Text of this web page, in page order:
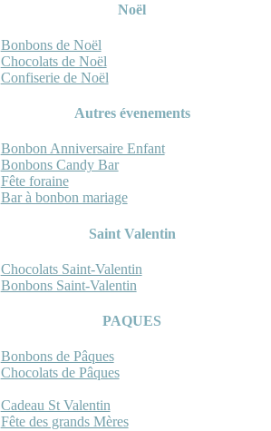
Noël
Bonbons de Noël
Chocolats de Noël
Confiserie de Noël
Autres évenements
Bonbon Anniversaire Enfant
Bonbons Candy Bar
Fête foraine
Bar à bonbon mariage
Saint Valentin
Chocolats Saint-Valentin
Bonbons Saint-Valentin
PAQUES
Bonbons de Pâques
Chocolats de Pâques
Cadeau St Valentin
Fête des grands Mères